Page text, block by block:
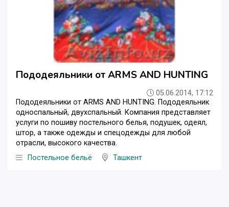
Пододеяльники от ARMS AND HUNTING
05.06.2014, 17:12
Пододеяльники от ARMS AND HUNTING. Пододеяльник
односпальный, двухспальный. Компания представляет
услуги по пошиву постельного белья, подушек, одеял,
штор, а также одежды и спецодежды для любой
отрасли, высокого качества.
Постельное бельё
Ташкент